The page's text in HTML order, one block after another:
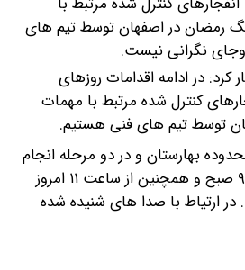
رمضان در اصفهان توسط تیم های
نگرانی نیست.
در ادامه اقدامات روزهای
کنترل شده مرتبط با مهمات
توسط تیم های فنی هستیم.
بهارستان و در دو مرحله انجام
می شود . مرحله ساعت ۹ صبح و همچنین از ساعت ۱۱ امروز
در ارتیاط با صدا های شنیده شده